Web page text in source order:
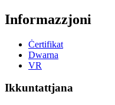
Informazzjoni
Ċertifikat
Dwarna
VR
Ikkuntattjana